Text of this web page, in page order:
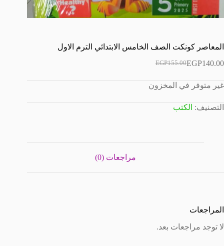
المعاصر كونكت الصف الخامس الابتدائي الترم الاول
EGP155.00
السعر
هو:
EGP140.00
السعر
هو:
غير متوفر في المخزون
التصنيف: الكتب
مراجعات (0)
المراجعات
لا توجد مراجعات بعد.